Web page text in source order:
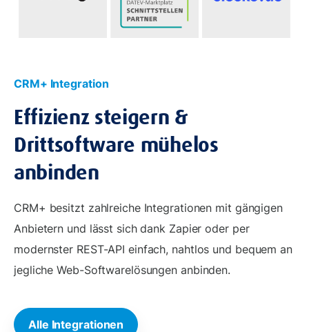
CRM+ Integration
Effizienz steigern &
Drittsoftware mühelos
anbinden
CRM+ besitzt zahlreiche Integrationen mit gängigen
Anbietern und lässt sich dank Zapier oder per
modernster REST-API einfach, nahtlos und bequem an
jegliche Web-Softwarelösungen anbinden.
Alle Integrationen